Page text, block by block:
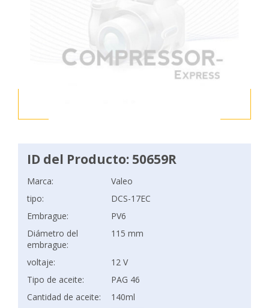
ID del Producto: 50659R
Marca:
Valeo
tipo:
DCS-17EC
Embrague:
PV6
Diámetro del
embrague:
115 mm
voltaje:
12 V
Tipo de aceite:
PAG 46
Cantidad de aceite:
140ml